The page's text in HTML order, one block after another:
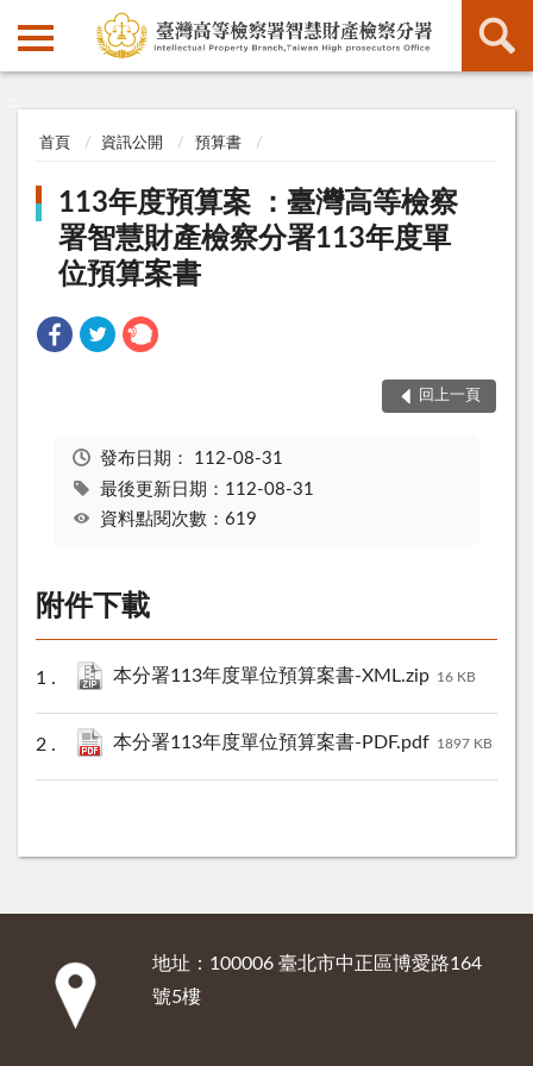
首頁 資訊公開 預算書
113年度預算案 ：臺灣高等檢察
署智慧財產檢察分署113年度單
位預算案書
回上一頁
發布日期： 112-08-31
最後更新日期：112-08-31
資料點閱次數：619
附件下載
本分署113年度單位預算案書-XML.zip 16 KB
本分署113年度單位預算案書-PDF.pdf 1897 KB
地址：100006 臺北市中正區博愛路164
號5樓